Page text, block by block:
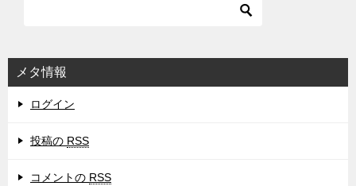
メタ情報
ログイン
投稿の RSS
コメントの RSS